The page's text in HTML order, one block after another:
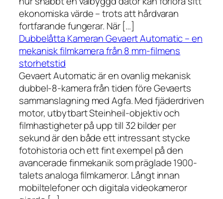
ekonomiska värde – trots att hårdvaran
fortfarande fungerar. När […]
Dubbelåtta Kameran Gevaert Automatic – en
mekanisk filmkamera från 8 mm-filmens
storhetstid
Gevaert Automatic är en ovanlig mekanisk
dubbel-8-kamera från tiden före Gevaerts
sammanslagning med Agfa. Med fjäderdriven
motor, utbytbart Steinheil-objektiv och
filmhastigheter på upp till 32 bilder per
sekund är den både ett intressant stycke
fotohistoria och ett fint exempel på den
avancerade finmekanik som präglade 1900-
talets analoga filmkameror. Långt innan
mobiltelefoner och digitala videokameror